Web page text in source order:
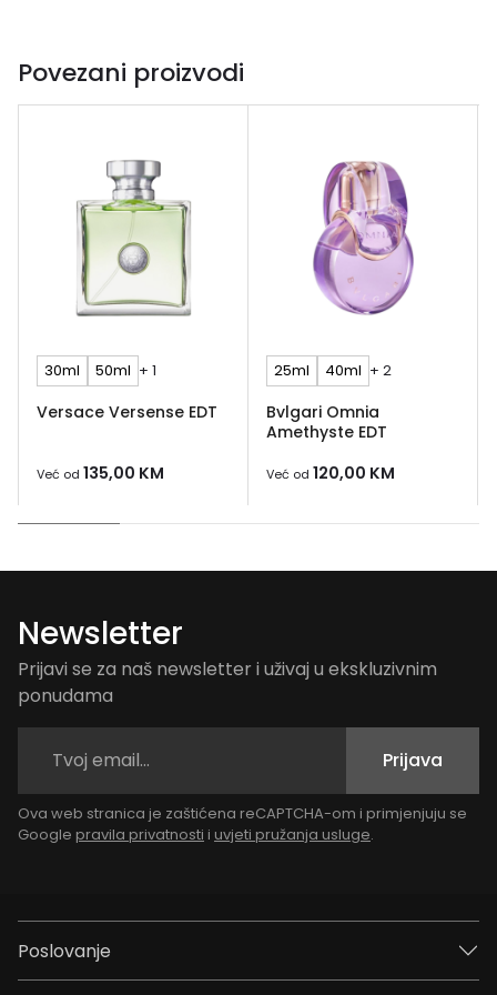
Povezani proizvodi
30ml 50ml + 1
Versace Versense EDT
Već od 135,00 KM
25ml 40ml + 2
Bvlgari Omnia
Amethyste EDT
Već od 120,00 KM
Newsletter
Prijavi se za naš newsletter i uživaj u ekskluzivnim
ponudama
Prijava
Ova web stranica je zaštićena reCAPTCHA-om i primjenjuju se
Google pravila privatnosti i uvjeti pružanja usluge.
Poslovanje